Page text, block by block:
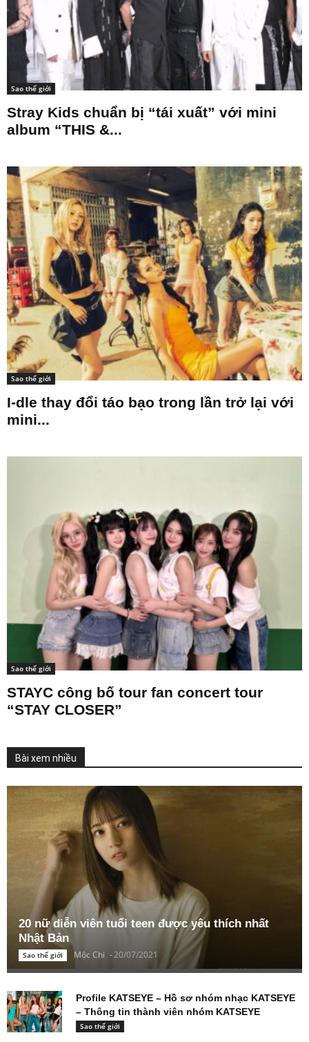
Sao thế giới
Stray Kids chuẩn bị “tái xuất” với mini
album “THIS &...
Sao thế giới
I-dle thay đổi táo bạo trong lần trở lại với
mini...
Sao thế giới
STAYC công bố tour fan concert tour
“STAY CLOSER”
Bài xem nhiều
20 nữ diễn viên tuổi teen được yêu thích nhất
Nhật Bản
Sao thế giới Mộc Chi -20/07/2021
Profile KATSEYE – Hồ sơ nhóm nhạc KATSEYE
– Thông tin thành viên nhóm KATSEYE
Sao thế giới